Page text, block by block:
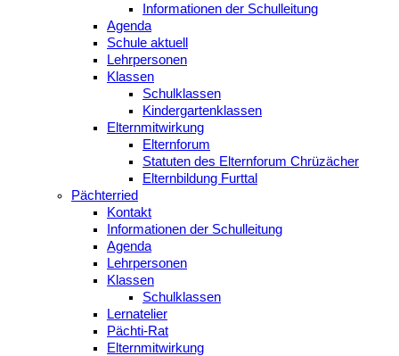
Informationen der Schulleitung
Agenda
Schule aktuell
Lehrpersonen
Klassen
Schulklassen
Kindergartenklassen
Elternmitwirkung
Elternforum
Statuten des Elternforum Chrüzächer
Elternbildung Furttal
Pächterried
Kontakt
Informationen der Schulleitung
Agenda
Lehrpersonen
Klassen
Schulklassen
Lernatelier
Pächti-Rat
Elternmitwirkung